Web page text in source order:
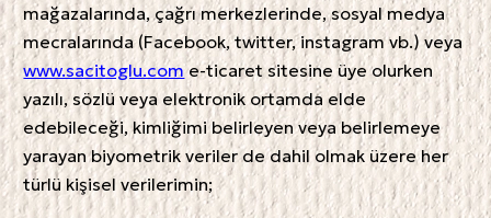
mağazalarında, çağrı merkezlerinde, sosyal medya
mecralarında (Facebook, twitter, instagram vb.) veya
www.sacitoglu.come-ticaret sitesine üye olurken
yazılı, sözlü veya elektronik ortamda elde
edebileceği, kimliğimi belirleyen veya belirlemeye
yarayan biyometrik veriler de dahil olmak üzere her
türlü kişisel verilerimin;